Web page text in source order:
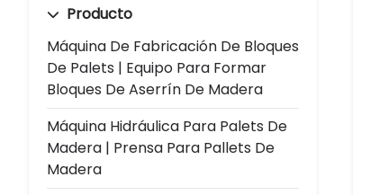
Producto
Máquina De Fabricación De Bloques
De Palets | Equipo Para Formar
Bloques De Aserrín De Madera
Máquina Hidráulica Para Palets De
Madera | Prensa Para Pallets De
Madera